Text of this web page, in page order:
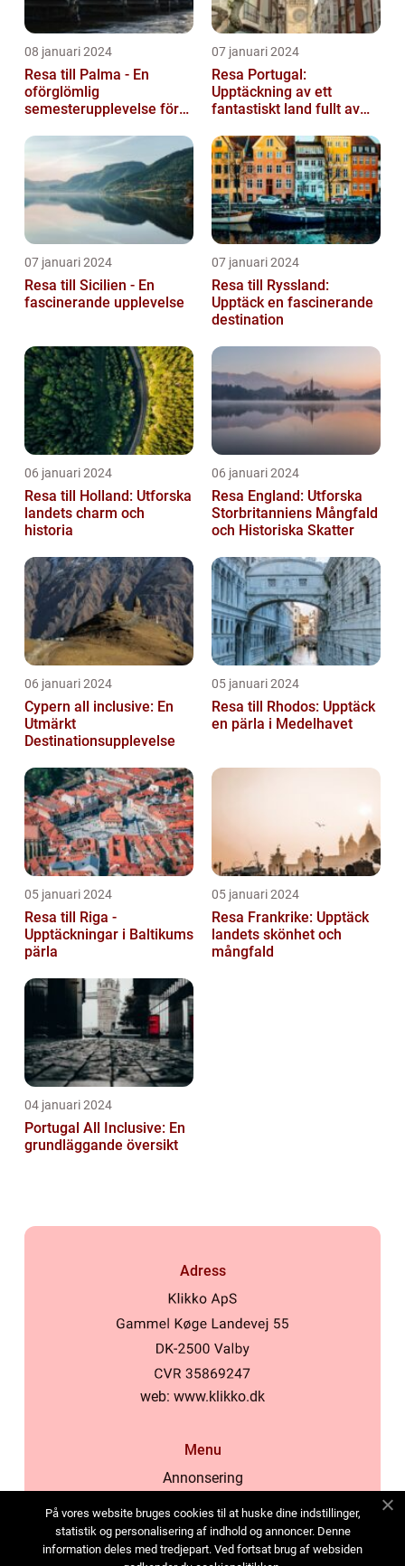
08 januari 2024
Resa till Palma - En
oförglömlig
semesterupplevelse för
07 januari 2024
Resa Portugal:
Upptäckning av ett
fantastiskt land fullt av
07 januari 2024
Resa till Sicilien - En
fascinerande upplevelse
07 januari 2024
Resa till Ryssland:
Upptäck en fascinerande
destination
06 januari 2024
Resa till Holland: Utforska
landets charm och
historia
06 januari 2024
Resa England: Utforska
Storbritanniens Mångfald
och Historiska Skatter
06 januari 2024
Cypern all inclusive: En
Utmärkt
Destinationsupplevelse
05 januari 2024
Resa till Rhodos: Upptäck
en pärla i Medelhavet
05 januari 2024
Resa till Riga -
Upptäckningar i Baltikums
pärla
05 januari 2024
Resa Frankrike: Upptäck
landets skönhet och
mångfald
04 januari 2024
Portugal All Inclusive: En
grundläggande översikt
Adress
web: www.klikko.dk
Menu
Annonsering
Cookies
Kontakta oss
På vores website bruges cookies til at huske dine indstillinger,
statistik og personalisering af indhold og annoncer. Denne
information deles med tredjepart. Ved fortsat brug af websiden